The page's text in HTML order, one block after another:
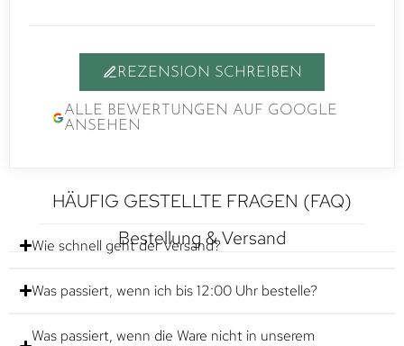
REZENSION SCHREIBEN
ALLE BEWERTUNGEN AUF GOOGLE
ANSEHEN
HÄUFIG GESTELLTE FRAGEN (FAQ)
Bestellung & Versand
Wie schnell geht der Versand?
Was passiert, wenn ich bis 12:00 Uhr bestelle?
Was passiert, wenn die Ware nicht in unserem